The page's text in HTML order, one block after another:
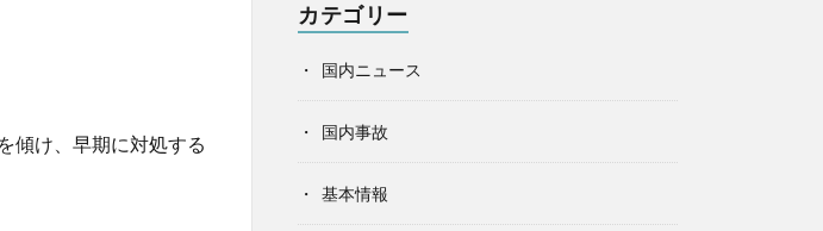
傾け、早期に対処する
カテゴリー
国内ニュース
国内事故
基本情報